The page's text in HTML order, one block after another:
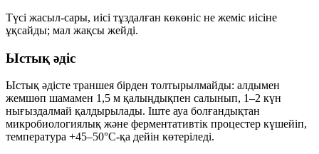
Түсі жасыл-сары, иісі тұздалған көкөніс не жеміс иісіне
ұқсайды; мал жақсы жейді.
Ыстық әдіс
Ыстық әдісте траншея бірден толтырылмайды: алдымен
жемшөп шамамен 1,5 м қалыңдықпен салынып, 1–2 күн
нығыздалмай қалдырылады. Іште ауа болғандықтан
микробиологиялық және ферментативтік процестер күшейіп,
температура +45–50°C-қа дейін көтеріледі.